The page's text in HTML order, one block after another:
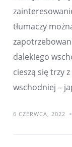
tłumaczy
dalekiego
cieszą się trzy
wschodniej –
6 CZERWCA, 2022